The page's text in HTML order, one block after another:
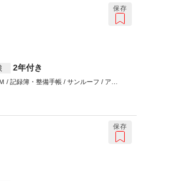
2年付き
録簿・整備手帳 / サンルーフ / アル
保存
保存